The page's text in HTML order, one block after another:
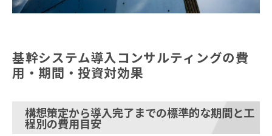
基幹システム導入コンサルティングの費
用・期間・投資対効果
構想策定から導入完了までの標準的な期間と工
程別の費用目安